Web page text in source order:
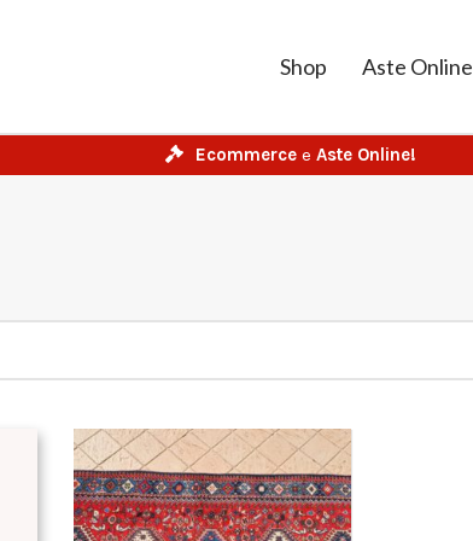
Shop Aste Online
Ecommerce e Aste Online!